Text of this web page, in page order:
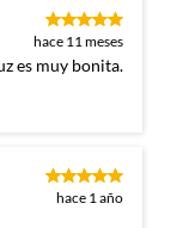
hace 11 meses
es muy bonita.
hace 1 año